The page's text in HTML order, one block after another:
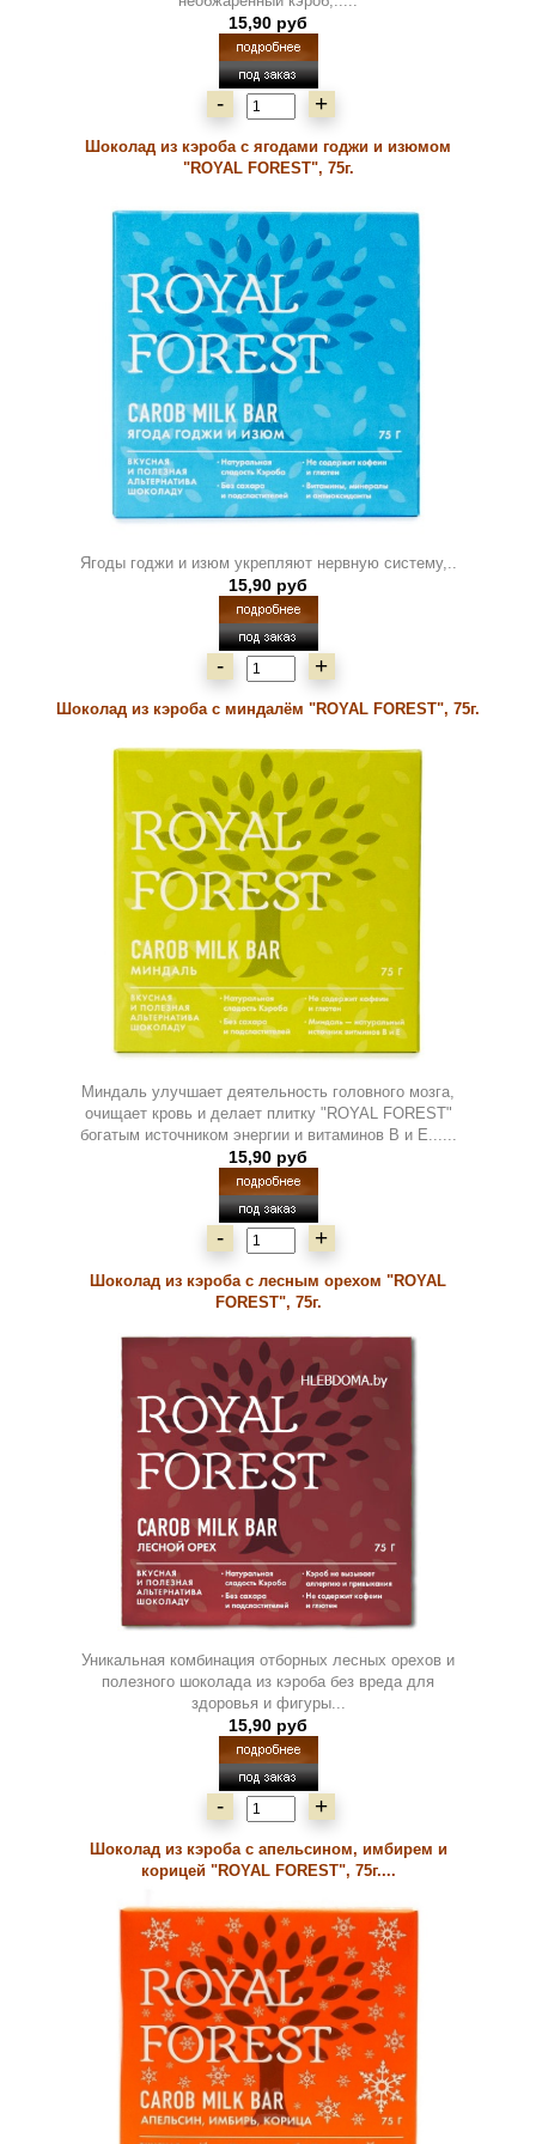
15,90 руб
- +
Шоколад из кэроба с ягодами годжи и изюмом
"ROYAL FOREST", 75г.
Ягоды годжи и изюм укрепляют нервную систему,..
15,90 руб
- +
Шоколад из кэроба с миндалём "ROYAL FOREST", 75г.
Миндаль улучшает деятельность головного мозга,
очищает кровь и делает плитку "ROYAL FOREST"
богатым источником энергии и витаминов В и Е......
15,90 руб
- +
Шоколад из кэроба с лесным орехом "ROYAL
FOREST", 75г.
Уникальная комбинация отборных лесных орехов и
полезного шоколада из кэроба без вреда для
здоровья и фигуры...
15,90 руб
- +
Шоколад из кэроба с апельсином, имбирем и
корицей "ROYAL FOREST", 75г....